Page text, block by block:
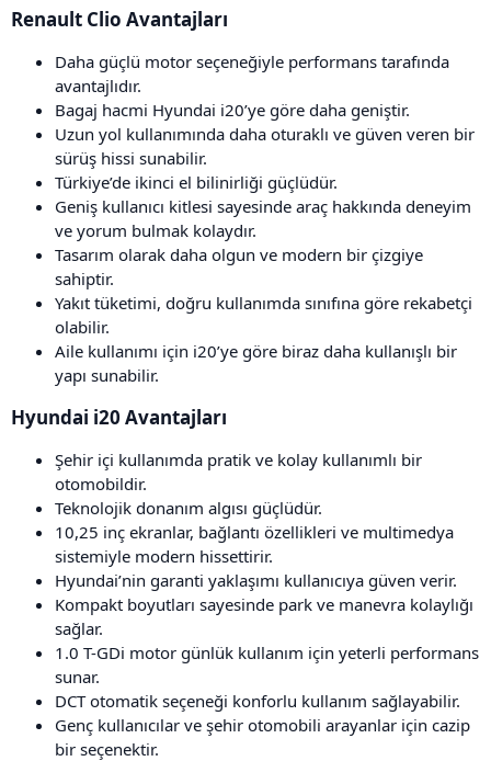
Renault Clio Avantajları​
Daha güçlü motor seçeneğiyle performans tarafında
avantajlıdır.
Bagaj hacmi Hyundai i20’ye göre daha geniştir.
Uzun yol kullanımında daha oturaklı ve güven veren bir
sürüş hissi sunabilir.
Türkiye’de ikinci el bilinirliği güçlüdür.
Geniş kullanıcı kitlesi sayesinde araç hakkında deneyim
ve yorum bulmak kolaydır.
Tasarım olarak daha olgun ve modern bir çizgiye
sahiptir.
Yakıt tüketimi, doğru kullanımda sınıfına göre rekabetçi
olabilir.
Aile kullanımı için i20’ye göre biraz daha kullanışlı bir
yapı sunabilir.
Hyundai i20 Avantajları​
Şehir içi kullanımda pratik ve kolay kullanımlı bir
otomobildir.
Teknolojik donanım algısı güçlüdür.
10,25 inç ekranlar, bağlantı özellikleri ve multimedya
sistemiyle modern hissettirir.
Hyundai’nin garanti yaklaşımı kullanıcıya güven verir.
Kompakt boyutları sayesinde park ve manevra kolaylığı
sağlar.
1.0 T-GDi motor günlük kullanım için yeterli performans
sunar.
DCT otomatik seçeneği konforlu kullanım sağlayabilir.
Genç kullanıcılar ve şehir otomobili arayanlar için cazip
bir seçenektir.